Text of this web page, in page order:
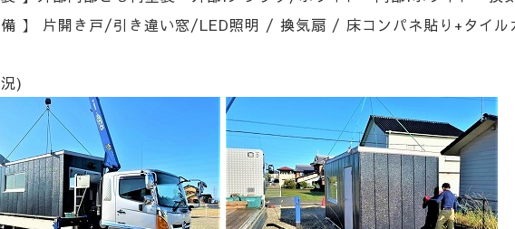
】 片開き戸/引き違い窓/LED照明 / 換気扇 / 床コンパネ貼り+タイル
)